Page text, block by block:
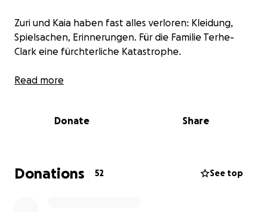
Zuri und Kaia haben fast alles verloren: Kleidung,
Spielsachen, Erinnerungen. Für die Familie Terhe-
Clark eine fürchterliche Katastrophe.
Viele Freunde und Bekannte haben bereits mit
zahlt, ist noch immer unklar. In dieser extrem
schwierigen Zeit ist die Familie Terhe-Clark leider
Read more
Donate Share
Donations 52 See top